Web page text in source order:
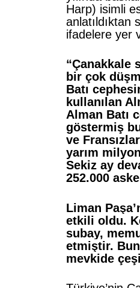
Harp) isimli
anlatıldıktan
ifadelere yer
“Çanakkale
bir çok
Batı
kullanılan
Alman Batı
göstermiş
ve
yarım
Sekiz ay
252.000
Liman
etkili oldu.
subay,
etmiştir.
mevkide